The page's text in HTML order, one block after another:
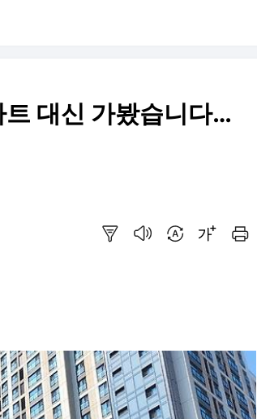
트 대신 가봤습니다…